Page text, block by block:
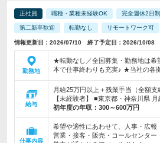
正社員 職種・業種未経験OK 完全週休2日制
第二新卒歓迎 転勤なし リモートワーク可
情報更新日：2026/07/10 終了予定日：2026/10/08
勤務地
★転勤なし／全国募集・勤務地は
本で仕事終わりも充実♪ ★当社の各
給与
月給25万円以上＋残業手当（全額
【未経験者】 ■東京都・神奈川県 月
初年度の年収： 300～600万円
仕事内容
希望や適性にあわせて、人事・広報
営業・接客・販売・コールセンター